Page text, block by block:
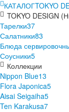
КАТАЛОГTOKYO
TOKYO DESIGN
Тарелки37
Салатники83
Блюда
Соусники5
Коллекции
Nippon Blue13
Flora Japonica5
Aisai Seigaiha5
Ten Karakusa7